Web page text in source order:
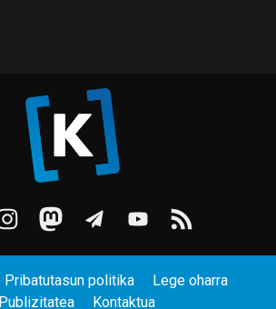
Pribatutasun politika
Lege oharra
Publizitatea
Kontaktua